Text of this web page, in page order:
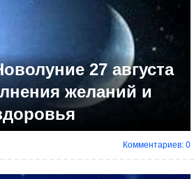
27 августа
желаний и
Комментариев: 0